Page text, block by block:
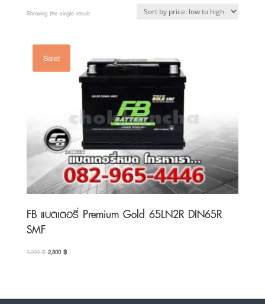
Showing the single result
Sale!
FB แบตเตอรี่ Premium Gold 65LN2R DIN65R
SMF
3,000฿ Original
2,800฿Current